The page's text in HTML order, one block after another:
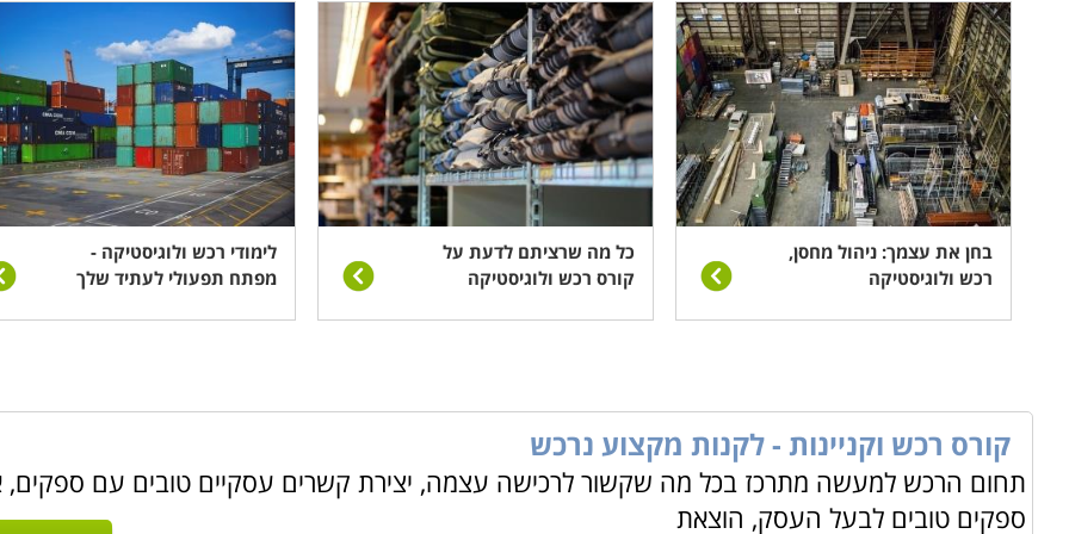
בחן את עצמך: ניהול מחסן,
רכש ולוגיסטיקה
כל מה שרציתם לדעת על
קורס רכש ולוגיסטיקה
לימודי רכש ולוגיסטיקה -
מפתח תפעולי לעתיד שלך
קורס רכש וקניינות - לקנות מקצוע נרכש
תחום הרכש למעשה מתרכז בכל מה שקשור לרכישה עצמה, יצירת קשרים עסקיים טובים עם ספקים,
ספקים טובים לבעל העסק, הוצאת